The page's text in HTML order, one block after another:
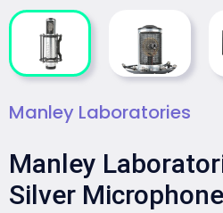
Manley Laboratories
Manley
Silver Microphone